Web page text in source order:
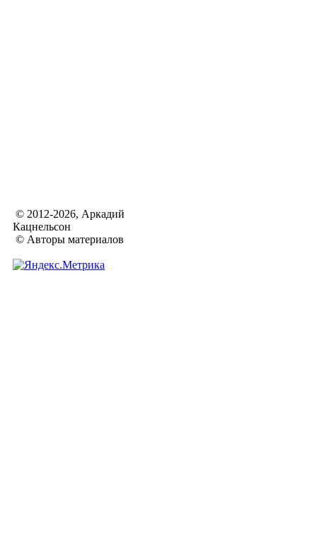
© 2012-2026, Аркадий
Кацнельсон
© Авторы материалов